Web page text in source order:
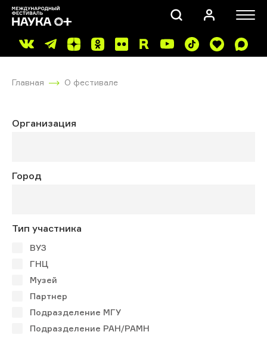
Главная О фестивале
Организация
Город
Тип участника
ВУЗ
ГНЦ
Музей
Партнер
Подразделение МГУ
Подразделение РАН/РАМН